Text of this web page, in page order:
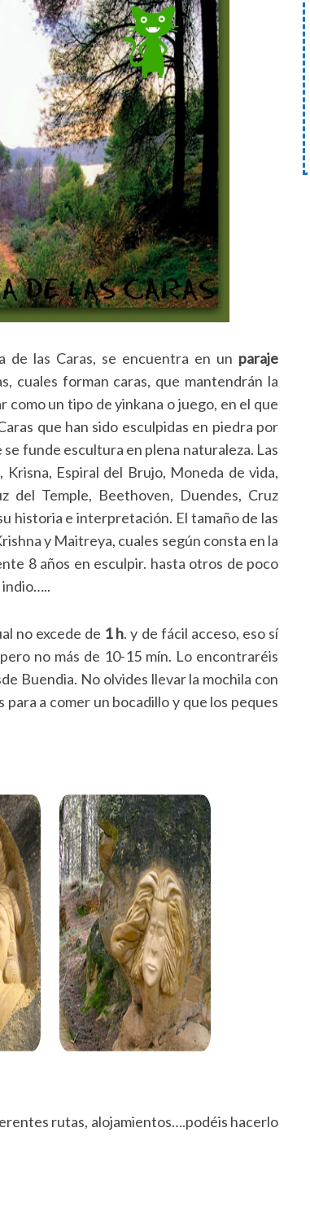
de las Caras, se encuentra en un paraje
cuales forman caras, que mantendrán la
como un tipo de yinkana o juego, en el que
que han sido esculpidas en piedra por
funde escultura en plena naturaleza. Las
Espiral del Brujo, Moneda de vida,
del Temple, Beethoven, Duendes, Cruz
historia e interpretación. El tamaño de las
y Maitreya, cuales según consta en la
8 años en esculpir. hasta otros de poco
indio…..
no excede de 1 h. y de fácil acceso, eso sí
no más de 10-15 mín. Lo encontraréis
Buendia. No olvides llevar la mochila con
a comer un bocadillo y que los peques
rutas, alojamientos….podéis hacerlo